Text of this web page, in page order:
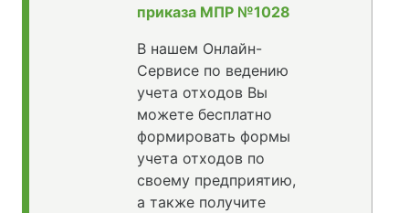
приказа МПР №1028
В нашем Онлайн-
Сервисе по ведению
учета отходов Вы
можете бесплатно
формировать формы
учета отходов по
своему предприятию,
а также получите